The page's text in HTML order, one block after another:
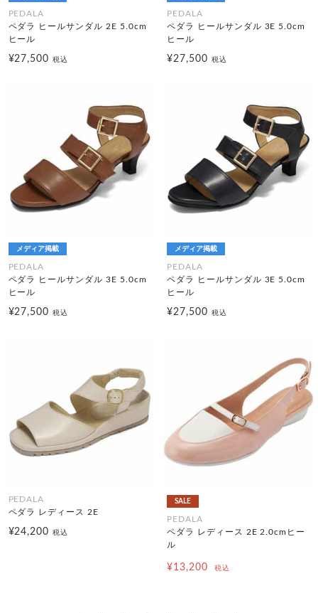
PEDALA
ペダラ ヒールサンダル 2E 5.0cm
ヒール
¥27,500税込
PEDALA
ペダラ ヒールサンダル 3E 5.0cm
ヒール
¥27,500 税込
メディア掲載
PEDALA
ペダラ ヒールサンダル 3E 5.0cm
ヒール
¥27,500税込
メディア掲載
PEDALA
ペダラ ヒールサンダル 3E 5.0cm
ヒール
¥27,500 税込
PEDALA
ペダラ レディース 2E
¥24,200税込
SALE
PEDALA
ペダラ レディース 2E 2.0cmヒー
ル
¥13,200 税込